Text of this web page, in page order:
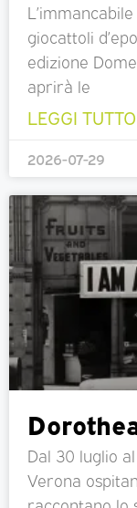
giocattoli
edizione
aprirà le
LEGGI
2026-07-29
Dal 30 luglio
Verona